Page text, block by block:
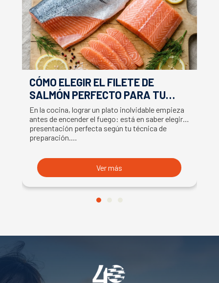
CÓMO ELEGIR EL FILETE DE
SALMÓN PERFECTO PARA TU
RECETA
En la cocina, lograr un plato inolvidable empieza
antes de encender el fuego: está en saber elegir la
presentación perfecta según tu técnica de
preparación.…
Ver más